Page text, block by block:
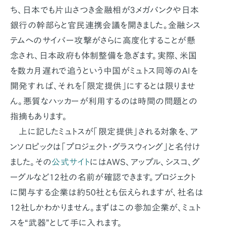
ち、日本でも片山さつき金融相が3メガバンクや日本
銀行の幹部らと官民連携会議を開きました。金融シス
テムへのサイバー攻撃がさらに高度化することが懸
念され、日本政府も体制整備を急ぎます。実際、米国
を数カ月遅れで追うという中国がミュトス同等のAIを
開発すれば、それを「限定提供」にするとは限りませ
ん。悪質なハッカーが利用するのは時間の問題との
指摘もあります。
上に記したミュトスが「限定提供」される対象を、ア
ンソロピックは「プロジェクト・グラスウィング」と名付け
ました。その公式サイトにはAWS、アップル、シスコ、グ
ーグルなど12社の名前が確認できます。プロジェクト
に関与する企業は約50社とも伝えられますが、社名は
12社しかわかりません。まずはこの参加企業が、ミュト
スを“武器”として手に入れます。